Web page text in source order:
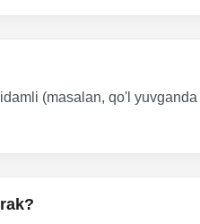
(masalan, qo'l